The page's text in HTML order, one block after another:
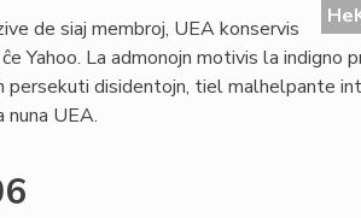
de siaj membroj, UEA konservis
Yahoo. La admonojn motivis la indigno
persekuti disidentojn, tiel malhelpante
nuna UEA.